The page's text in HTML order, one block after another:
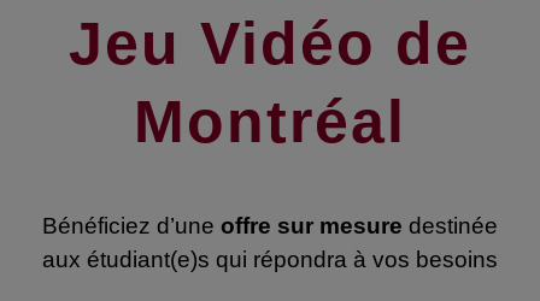
Jeu Vidéo de
Montréal
Bénéficiez d’une offre sur mesure destinée
aux étudiant(e)s qui répondra à vos besoins